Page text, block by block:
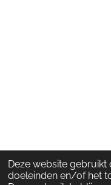
Deze website
doeleinden en/of het